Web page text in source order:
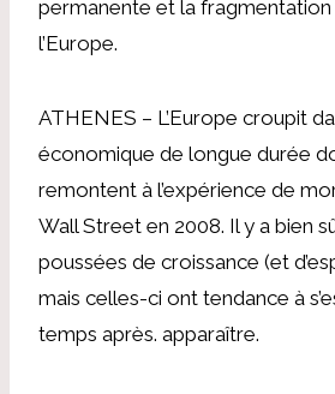
permanente et la
l’Europe.
ATHENES – L’Europe croupit
économique de longue durée
remontent à l’expérience de
Wall Street en 2008. Il y a bien
poussées de croissance (et
mais celles-ci ont tendance à
temps après. apparaître.